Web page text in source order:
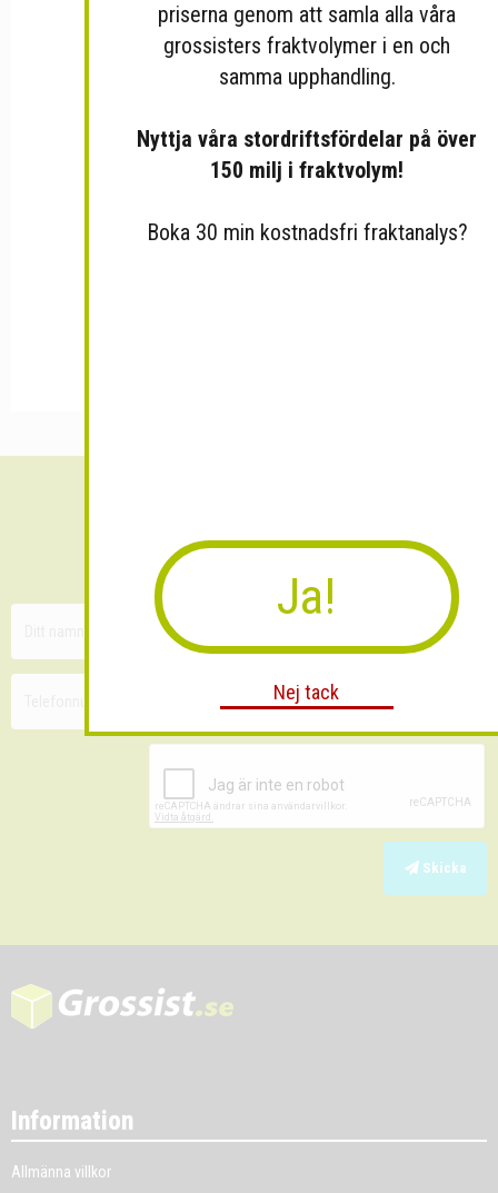
30 minuters kostnadsfri konsultation
Skicka
Information
Allmänna villkor
priserna genom att samla alla våra
grossisters fraktvolymer i en och
samma upphandling.
Nyttja våra stordriftsfördelar på över
150 milj i fraktvolym!
Boka 30 min kostnadsfri fraktanalys?
Ja!
Nej tack